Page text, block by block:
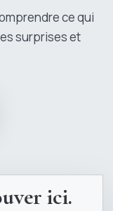
ce qui
surprises et
ici.